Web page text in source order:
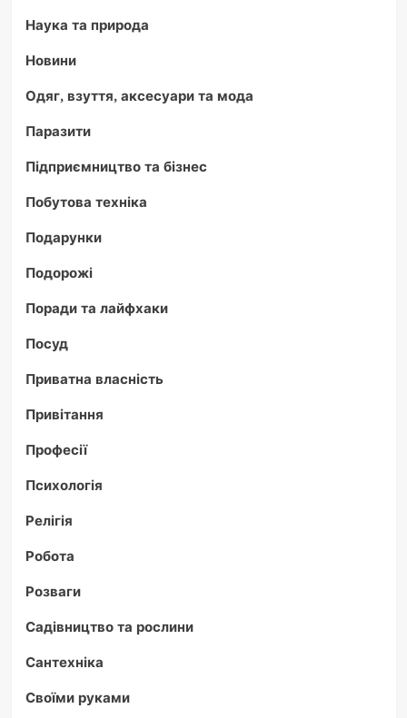
Наука та природа
Новини
Одяг, взуття, аксесуари та мода
Паразити
Підприємництво та бізнес
Побутова техніка
Подарунки
Подорожі
Поради та лайфхаки
Посуд
Приватна власність
Привітання
Професії
Психологія
Релігія
Робота
Розваги
Садівництво та рослини
Сантехніка
Своїми руками